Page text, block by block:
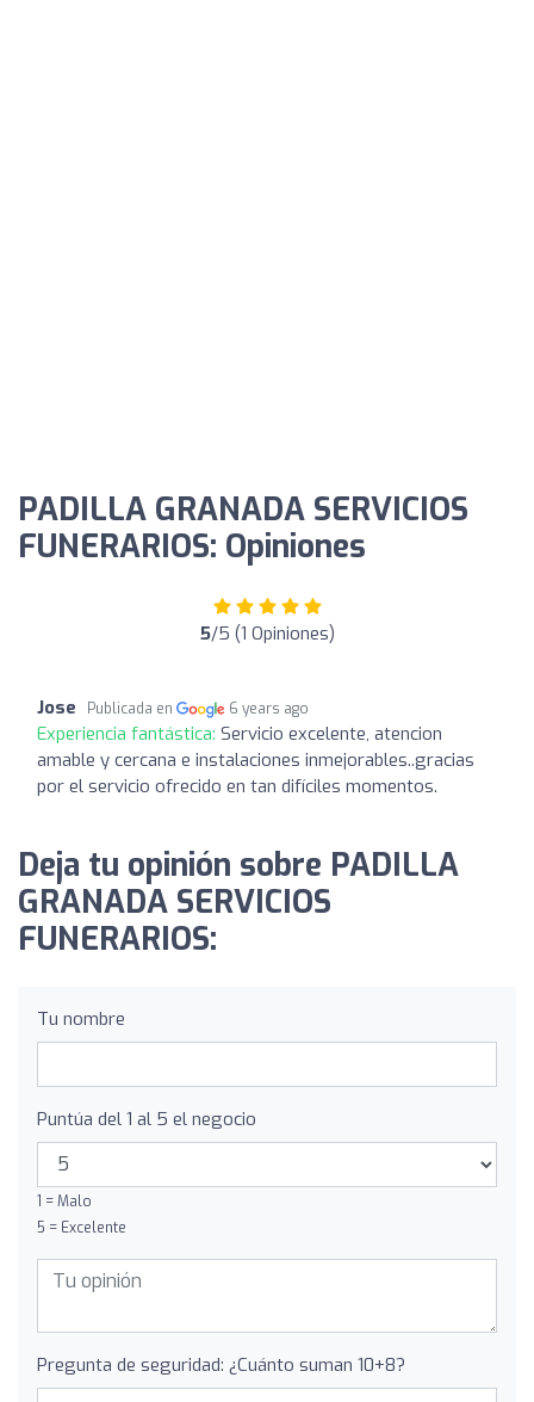
PADILLA GRANADA SERVICIOS
FUNERARIOS: Opiniones
5/5 (1 Opiniones)
Jose Publicada en 6 years ago
Experiencia fantástica: Servicio excelente, atencion
amable y cercana e instalaciones inmejorables..gracias
por el servicio ofrecido en tan difíciles momentos.
Deja tu opinión sobre PADILLA
GRANADA SERVICIOS
FUNERARIOS:
Tu nombre
Puntúa del 1 al 5 el negocio
1 = Malo
5 = Excelente
Pregunta de seguridad: ¿Cuánto suman 10+8?